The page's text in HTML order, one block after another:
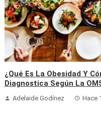
¿Qué Es La Obesidad Y
Diagnostica Según La
Adelaide Godínez Hace